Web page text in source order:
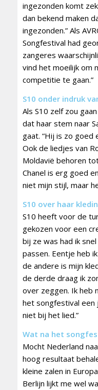
ingezonden komt
dan bekend maken
ingezonden.” Als
Songfestival had
zangeres
vind het moeilijk om
competitie te gaan.”
S10 onder indruk
Als S10 zelf zou
dat haar stem naar
gaat. “Hij is zo goed
Ook de liedjes van
Moldavië behoren
Chanel is erg goed
niet mijn stijl, maar
S10 over haar
S10 heeft voor de
gekozen voor een
bij ze was had ik
passen. Eentje heb
de andere is mijn
de derde draag ik
over zeggen. Ik heb
het songfestival een
niet bij het lied.”
Wat na het
Mocht Nederland
hoog resultaat
kleine zalen in
Berlijn lijkt me wel